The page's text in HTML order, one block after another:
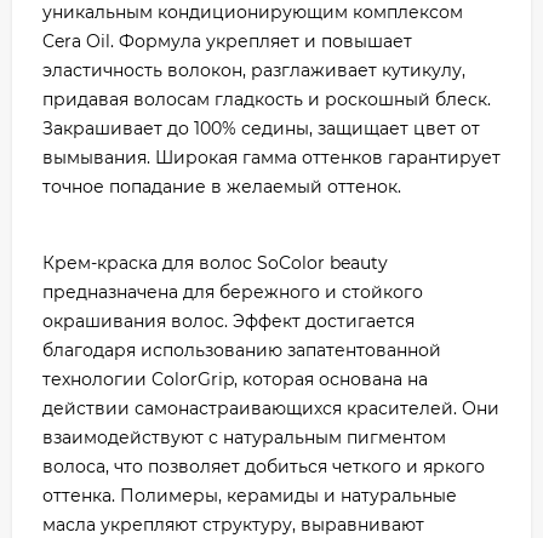
уникальным кондиционирующим комплексом
Cera Oil. Формула укрепляет и повышает
эластичность волокон, разглаживает кутикулу,
придавая волосам гладкость и роскошный блеск.
Закрашивает до 100% седины, защищает цвет от
вымывания. Широкая гамма оттенков гарантирует
точное попадание в желаемый оттенок.
Крем-краска для волос SoColor beauty
предназначена для бережного и стойкого
окрашивания волос. Эффект достигается
благодаря использованию запатентованной
технологии ColorGrip, которая основана на
действии самонастраивающихся красителей. Они
взаимодействуют с натуральным пигментом
волоса, что позволяет добиться четкого и яркого
оттенка. Полимеры, керамиды и натуральные
масла укрепляют структуру, выравнивают